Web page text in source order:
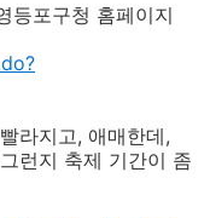
등포구청 홈페이지
라지고, 애매한데,
런지 축제 기간이 좀